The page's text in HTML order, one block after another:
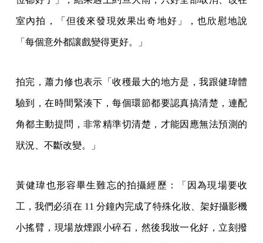
室內拍，「但後來發現效果出奇地好」，也欣慰地說
「每個意外都讓戲變得更好。」
拍完，蕭力修也表示「收穫最大的地方是，我跟健瑋體
驗到，在時間緊湊下，每個環節都要認真搞清楚，連配
角都主動提問，非常精準切清楚，才能因應無法預測的
狀況、不斷改變。」
黃健瑋也形容畢生難忘的拍攝經歷：「因為現場要收
工，我們必須在 11 分鐘內完成了特殊化妝、架好攝影機
小搖臂，現場放煙跟小碎石，然後我妝一化好，立刻撥